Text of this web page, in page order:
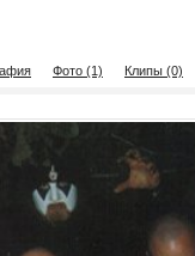
Фото (1) Клипы (0)